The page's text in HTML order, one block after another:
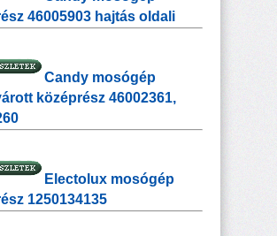
46005903 hajtás oldali
Candy mosógép
középrész 46002361,
Electolux mosógép
1250134135